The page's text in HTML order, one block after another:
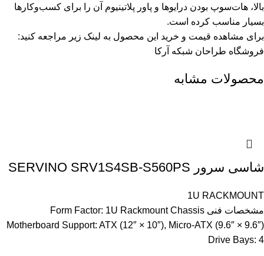
بالا، هات‌سوپ بودن درایوها و پاور پلاتینیوم آن را برای کسب‌وکارها
بسیار مناسب کرده است.
برای مشاهده قیمت و خرید این محصول به لینک زیر مراجعه کنید:
فروشگاه طراحان شبکه آرکا
محصولات مشابه
شاسی سرور SERVINO SRV1S4SB-S560PS
1U RACKMOUNT
مشخصات فنی Form Factor: 1U Rackmount Chassis
Motherboard Support: ATX (12″ × 10″), Micro-ATX (9.6″ × 9.6″)
Drive Bays: 4